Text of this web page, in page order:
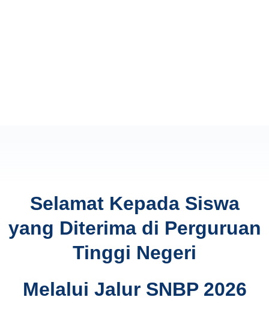
Selamat Kepada Siswa
yang Diterima di Perguruan
Tinggi Negeri
Melalui Jalur SNBP 2026